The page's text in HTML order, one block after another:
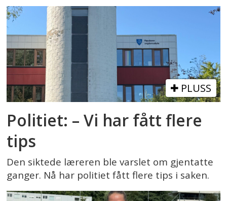
PLUSS
Politiet: – Vi har fått flere
tips
Den siktede læreren ble varslet om gjentatte
ganger. Nå har politiet fått flere tips i saken.